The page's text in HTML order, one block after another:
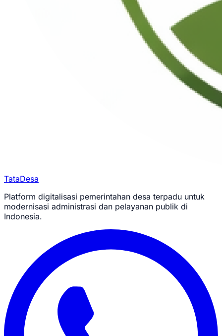
TataDesa
Platform digitalisasi pemerintahan desa terpadu untuk
modernisasi administrasi dan pelayanan publik di
Indonesia.